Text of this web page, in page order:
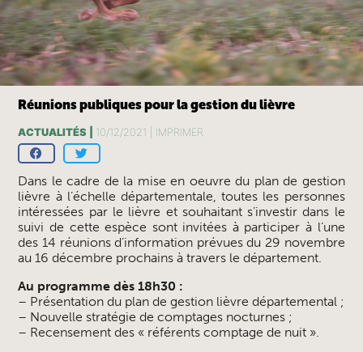
Réunions publiques pour la gestion du lièvre
ACTUALITÉS | 10/12/2021 | IMPRIMER
Dans le cadre de la mise en oeuvre du plan de gestion
lièvre à l’échelle départementale, toutes les personnes
intéressées par le lièvre et souhaitant s’investir dans le
suivi de cette espèce sont invitées à participer à l’une
des 14 réunions d’information prévues du 29 novembre
au 16 décembre prochains à travers le département.
Au programme dès 18h30 :
– Présentation du plan de gestion lièvre départemental ;
– Nouvelle stratégie de comptages nocturnes ;
– Recensement des « référents comptage de nuit ».